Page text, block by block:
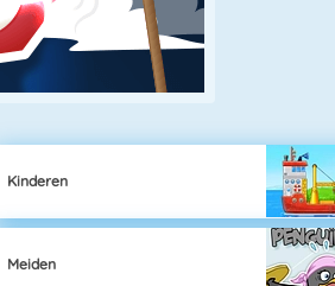
Kinderen
Meiden